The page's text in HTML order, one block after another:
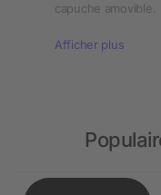
capuche amovible.
Afficher plus